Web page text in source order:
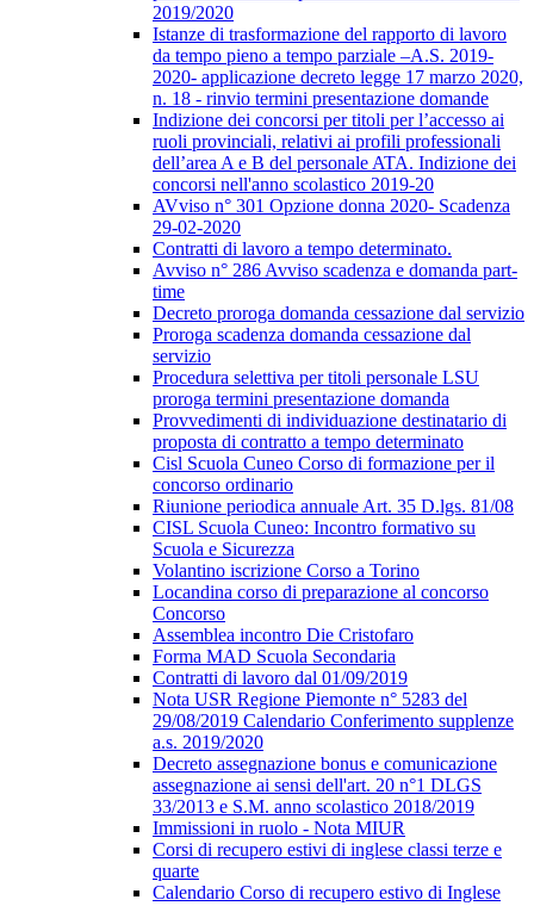
2019/2020
Istanze di trasformazione del rapporto di lavoro
da tempo pieno a tempo parziale –A.S. 2019-
2020- applicazione decreto legge 17 marzo 2020,
n. 18 - rinvio termini presentazione domande
Indizione dei concorsi per titoli per l’accesso ai
ruoli provinciali, relativi ai profili professionali
dell’area A e B del personale ATA. Indizione dei
concorsi nell'anno scolastico 2019-20
AVviso n° 301 Opzione donna 2020- Scadenza
29-02-2020
Contratti di lavoro a tempo determinato.
Avviso n° 286 Avviso scadenza e domanda part-
time
Decreto proroga domanda cessazione dal servizio
Proroga scadenza domanda cessazione dal
servizio
Procedura selettiva per titoli personale LSU
proroga termini presentazione domanda
Provvedimenti di individuazione destinatario di
proposta di contratto a tempo determinato
Cisl Scuola Cuneo Corso di formazione per il
concorso ordinario
Riunione periodica annuale Art. 35 D.lgs. 81/08
CISL Scuola Cuneo: Incontro formativo su
Scuola e Sicurezza
Volantino iscrizione Corso a Torino
Locandina corso di preparazione al concorso
Concorso
Assemblea incontro Die Cristofaro
Forma MAD Scuola Secondaria
Contratti di lavoro dal 01/09/2019
Nota USR Regione Piemonte n° 5283 del
29/08/2019 Calendario Conferimento supplenze
a.s. 2019/2020
Decreto assegnazione bonus e comunicazione
assegnazione ai sensi dell'art. 20 n°1 DLGS
33/2013 e S.M. anno scolastico 2018/2019
Immissioni in ruolo - Nota MIUR
Corsi di recupero estivi di inglese classi terze e
quarte
Calendario Corso di recupero estivo di Inglese